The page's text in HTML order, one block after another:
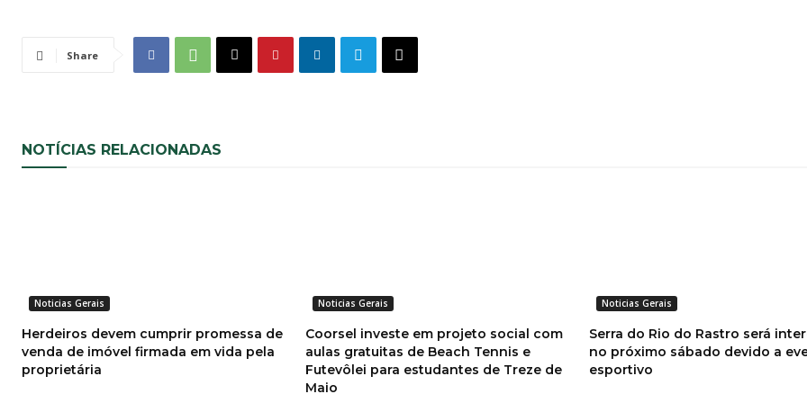
Share
NOTÍCIAS RELACIONADAS
Noticias Gerais
Herdeiros devem cumprir promessa de
venda de imóvel firmada em vida pela
proprietária
Noticias Gerais
Coorsel investe em projeto social com
aulas gratuitas de Beach Tennis e
Futevôlei para estudantes de Treze de
Maio
Noticias Gerais
Serra do Rio do Rastro será
no próximo sábado devido a
esportivo